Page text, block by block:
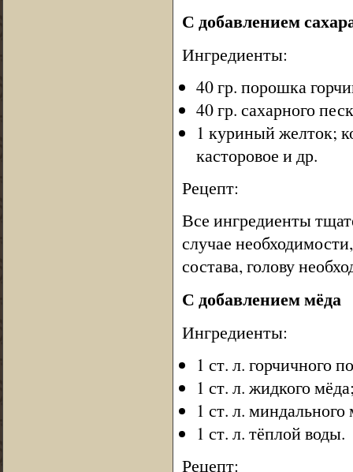
С добавлением
Ингредиенты:
40 гр. порошка
40 гр. сахарного
1 куриный желток;
касторовое и др.
Рецепт:
Все ингредиенты
случае
состава, голову
С добавлением мёда
Ингредиенты:
1 ст. л. горчичного
1 ст. л. жидкого
1 ст. л. миндального
1 ст. л. тёплой воды.
Рецепт: